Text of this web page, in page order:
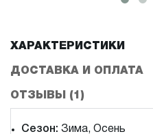
ХАРАКТЕРИСТИКИ
ДОСТАВКА И ОПЛАТА
ОТЗЫВЫ (1)
Сезон: Зима, Осень